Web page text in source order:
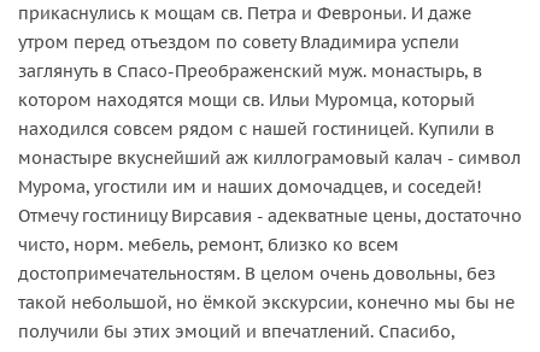
прикаснулись к мощам св. Петра и Февроньи. И даже
утром перед отъездом по совету Владимира успели
заглянуть в Спасо-Преображенский муж. монастырь, в
котором находятся мощи св. Ильи Муромца, который
находился совсем рядом с нашей гостиницей. Купили в
монастыре вкуснейший аж киллограмовый калач - символ
Мурома, угостили им и наших домочадцев, и соседей!
Отмечу гостиницу Вирсавия - адекватные цены, достаточно
чисто, норм. мебель, ремонт, близко ко всем
достопримечательностям. В целом очень довольны, без
такой небольшой, но ёмкой экскурсии, конечно мы бы не
получили бы этих эмоций и впечатлений. Спасибо,